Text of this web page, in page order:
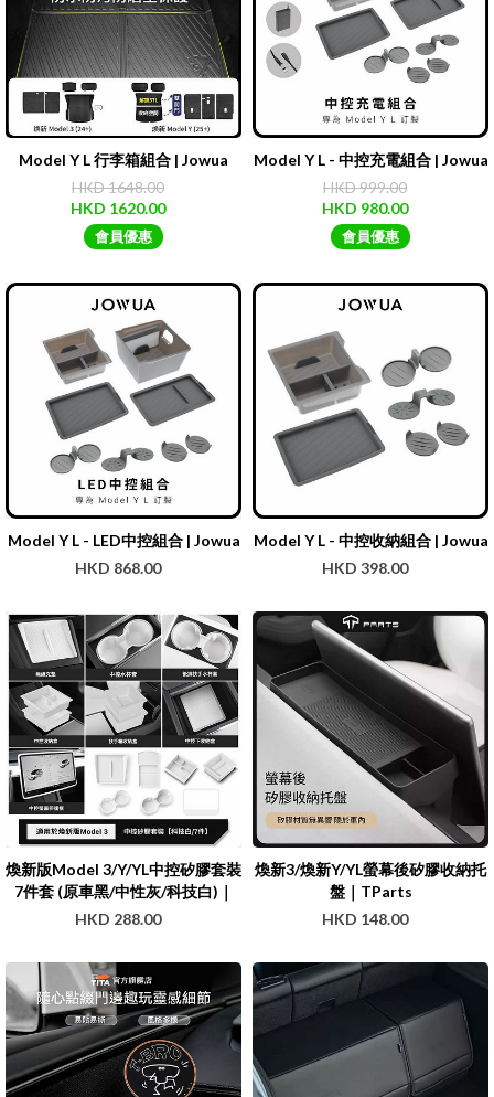
Model Y L 行李箱組合 | Jowua
HKD 1648.00
HKD 1620.00
會員優惠
Model Y L - 中控充電組合 | Jowua
HKD 999.00
HKD 980.00
會員優惠
Model Y L - LED中控組合 | Jowua
HKD 868.00
Model Y L - 中控收納組合 | Jowua
HKD 398.00
煥新版Model 3/Y/YL中控矽膠套裝
7件套 (原車黑/中性灰/科技白)｜
Teslun
HKD 288.00
煥新3/煥新Y/YL螢幕後矽膠收納托
盤｜TParts
HKD 148.00